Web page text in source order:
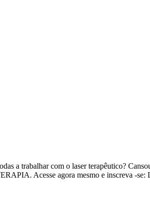
a trabalhar com o laser terapêutico?
Acesse agora mesmo e inscreva -se: